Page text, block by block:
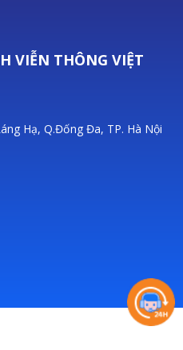
VIỄN THÔNG VIỆT
Hạ, Q.Đống Đa, TP. Hà Nội